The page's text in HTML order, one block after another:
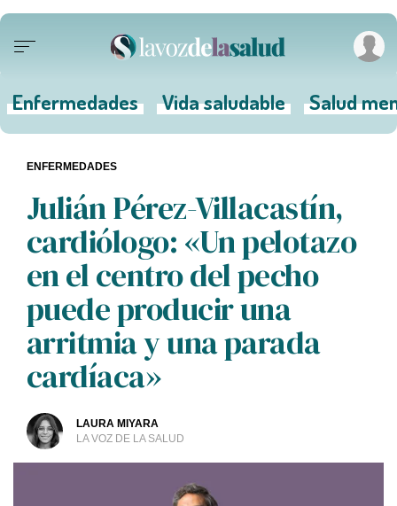
Enfermedades Vida saludable Salud
Julián Pérez-Villacastín,
cardiólogo: «Un pelotazo
en el centro del pecho
puede producir una
arritmia y una parada
cardíaca»
LAURA MIYARA
LA VOZ DE LA SALUD
ENFERMEDADES